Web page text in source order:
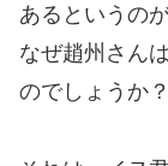
あるというの
なぜ趙州さん
のでしょうか